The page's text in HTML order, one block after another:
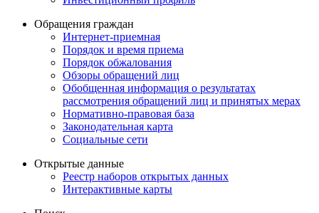
Обращения граждан
Интернет-приемная
Порядок и время приема
Порядок обжалования
Обзоры обращений лиц
Обобщенная информация о результатах
рассмотрения обращений лиц и принятых мерах
Нормативно-правовая база
Законодательная карта
Социальные сети
Открытые данные
Реестр наборов открытых данных
Интерактивные карты